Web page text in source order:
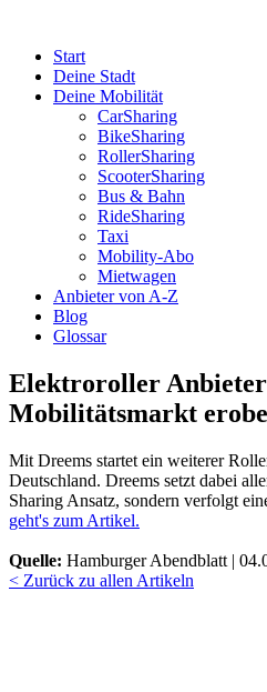
Start
Deine Stadt
Deine Mobilität
CarSharing
BikeSharing
RollerSharing
ScooterSharing
Bus & Bahn
RideSharing
Taxi
Mobility-Abo
Mietwagen
Anbieter von A-Z
Blog
Glossar
Elektroroller
Mobilitätsmarkt
Mit Dreems startet ein weiterer
Deutschland. Dreems setzt dabei
Sharing Ansatz, sondern verfolgt
geht's zum Artikel.
Quelle: Hamburger Abendblatt |
< Zurück zu allen Artikeln